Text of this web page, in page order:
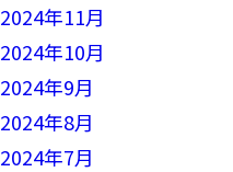
2024年11月
2024年10月
2024年9月
2024年8月
2024年7月